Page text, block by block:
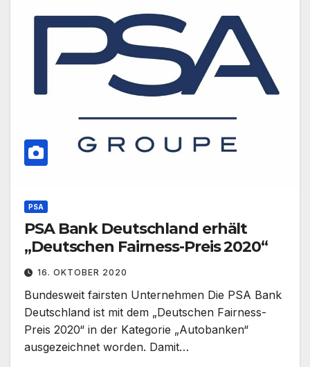
PSA
PSA Bank Deutschland erhält
„Deutschen Fairness-Preis 2020“
16. OKTOBER 2020
Bundesweit fairsten Unternehmen Die PSA Bank
Deutschland ist mit dem „Deutschen Fairness-
Preis 2020“ in der Kategorie „Autobanken“
ausgezeichnet worden. Damit…